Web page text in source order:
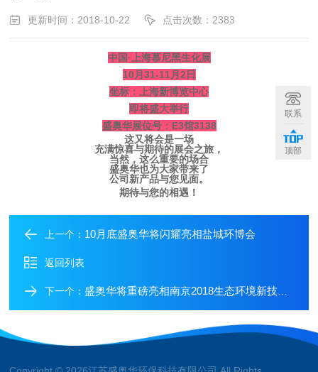
更新时间：2018-10-22 点击次数：2383
中国·上海慕尼黑生化展
10月31-11月2日
坐标：
上海新博览中心
即将盛大举行
盛奥华展位号：E3馆3138
这又将会是一场
充满惊喜与期待的展会之旅，
当然，这么重要的场合
盛奥华也为大家带来了
公司新产品与您见面。
期待与您的相遇！
上一个： 10月底盛奥华将闪耀亮相盐城环博会
返回列表
下一个：盛奥华将重磅亮相南京2018生态环境新技术大会
联系
顶部